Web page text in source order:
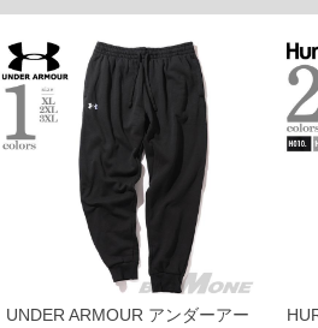
※【ボトムの裾上げをご希望の場合】
裾上げ料金は500円+税となります。
備考欄に股下●cmとご記入下さい。（裾上げ無料
上の品が対象。1本5,999円以下の商品は有料（
出荷まで約1週間～20日間程お時間を頂く場合がご
尚、裾上げした商品は返品・交換不可となります
一部、お直しに対応出来ない商品がございます。
いている、極端なデザインが施されている等)
※商品によって若干のサイズの誤差がございます
ンピュータ画面）によって、商品の色味が若干異
※当店での掲載商品は、実店鋪と在庫を共用し
舗からのお取り寄せ等により、お客様にご迷惑
す。そのようなことがない様最大限に努めており
UNDER ARMOUR アンダーアー